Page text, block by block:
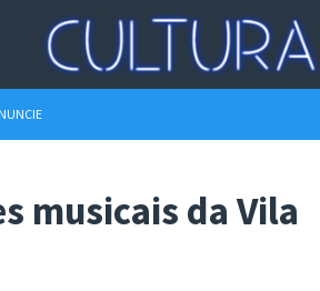
musicais da Vila